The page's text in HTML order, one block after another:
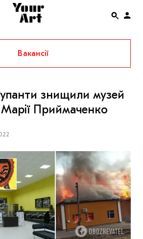
ENG
НОВИНИ
АФІША
ІНТЕРВ’Ю
СПЕЦПРОЄКТИ
PAVILION AT VENICE BIENNALE
2022
МАРГІНАЛІЇ
Вакансії
знищили музей
Приймаченко